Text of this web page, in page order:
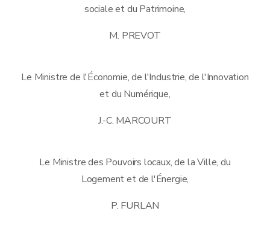
sociale et du Patrimoine,
M. PREVOT
Le Ministre de l'Économie, de l'Industrie, de l'Innovation
et du Numérique,
J.-C. MARCOURT
Le Ministre des Pouvoirs locaux, de la Ville, du
Logement et de l'Énergie,
P. FURLAN